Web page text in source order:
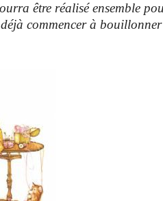
être réalisé ensemble
déjà commencer à